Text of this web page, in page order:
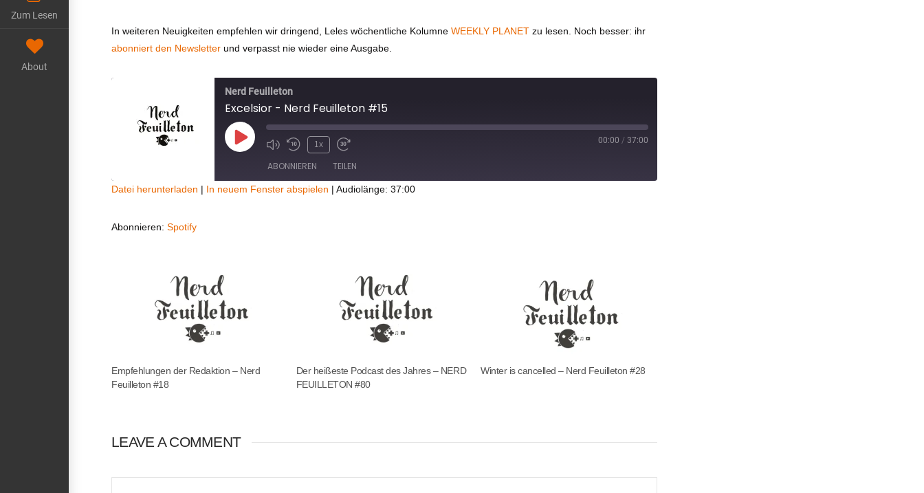
Zum Lesen
About
In weiteren Neuigkeiten empfehlen wir dringend, Leles wöchentliche KolumneWEEKLY PLANET zu lesen. Noch besser: ihr
abonniert den Newsletter und verpasst nie wieder eine Ausgabe.
Nerd Feuilleton
Excelsior - Nerd Feuilleton #15
Play
Episode
1x 00:00 / 37:00
ABONNIEREN TEILEN
Datei herunterladen | In neuem Fenster abspielen |Audiolänge: 37:00
Abonnieren:Spotify
Empfehlungen der Redaktion – Nerd
Feuilleton #18
Der heißeste Podcast des Jahres – NERD
FEUILLETON #80
Winter is cancelled – Nerd Feuilleton #28
LEAVE A COMMENT